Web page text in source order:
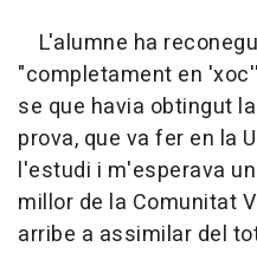
L'alumne ha
"completament en
se que havia obtingut
prova, que va fer en la
l'estudi i m'esperava
millor de la Comunitat
arribe a assimilar del